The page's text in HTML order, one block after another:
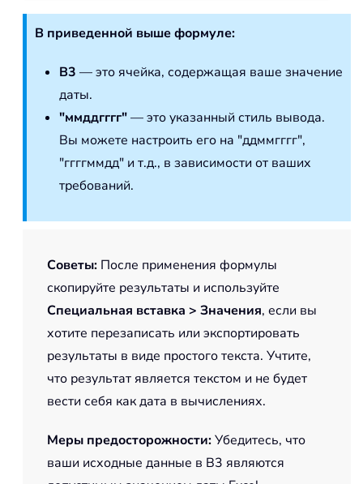
В приведенной выше формуле:
B3 — это ячейка, содержащая ваше значение
даты.
"ммддгггг"— это указанный стиль вывода.
Вы можете настроить его на "ддммгггг",
"ггггммдд" и т.д., в зависимости от ваших
требований.
Советы: После применения формулы
скопируйте результаты и используйте
Специальная вставка > Значения, если вы
хотите перезаписать или экспортировать
результаты в виде простого текста. Учтите,
что результат является текстом и не будет
вести себя как дата в вычислениях.
Меры предосторожности:Убедитесь, что
ваши исходные данные в B3 являются